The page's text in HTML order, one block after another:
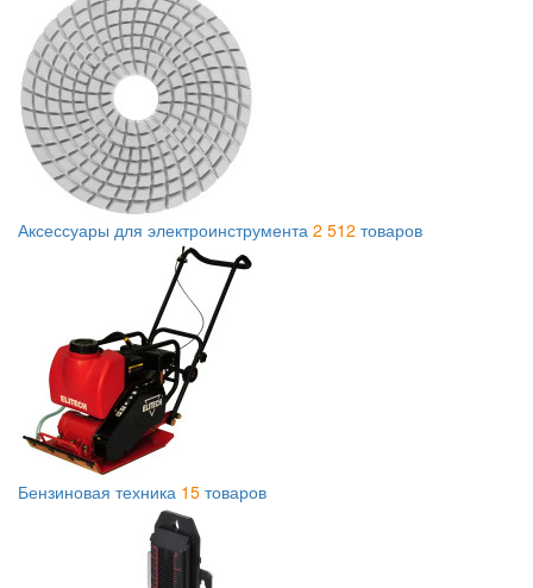
Аксессуары для электроинструмента 2 512 товаров
Бензиновая техника 15 товаров